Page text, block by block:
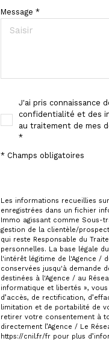
Message *
J'ai pris connaissance
confidentialité et des
au traitement de mes
*
* Champs obligatoires
Les informations recueillies
enregistrées dans un fichier
Immo agissant comme Sous-
gestion de la clientèle/
qui reste Responsable du
personnelles. La base légale
l'intérêt légitime de l'Agence /
conservées jusqu'à demande
destinées à l'Agence / au
informatique et libertés »,
d’accès, de rectification,
limitation et de portabilité de
retirer votre consentement à
directement l’Agence / Le
https://cnil.fr/frpour plus